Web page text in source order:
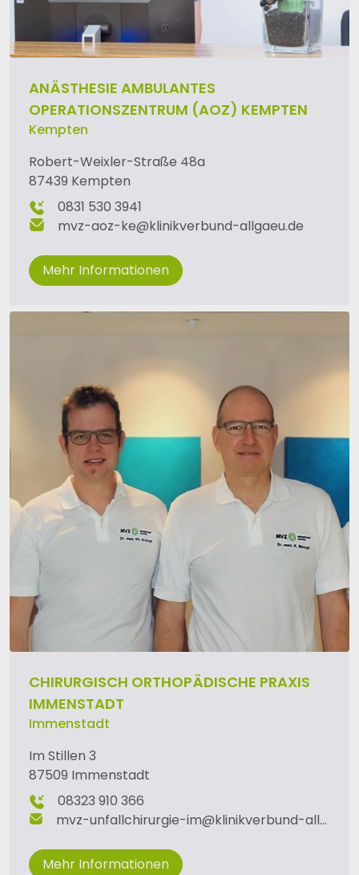
ANÄSTHESIE AMBULANTES
OPERATIONSZENTRUM (AOZ) KEMPTEN
Kempten
Robert-Weixler-Straße 48a
87439 Kempten
0831 530 3941
mvz-aoz-ke@klinikverbund-allgaeu.de
Mehr Informationen
CHIRURGISCH ORTHOPÄDISCHE PRAXIS
IMMENSTADT
Immenstadt
Im Stillen 3
87509 Immenstadt
08323 910 366
mvz-unfallchirurgie-im@klinikverbund-allgaeu
Mehr Informationen